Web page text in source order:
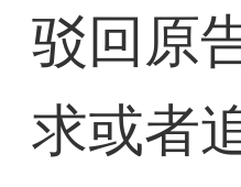
驳回原
求或者